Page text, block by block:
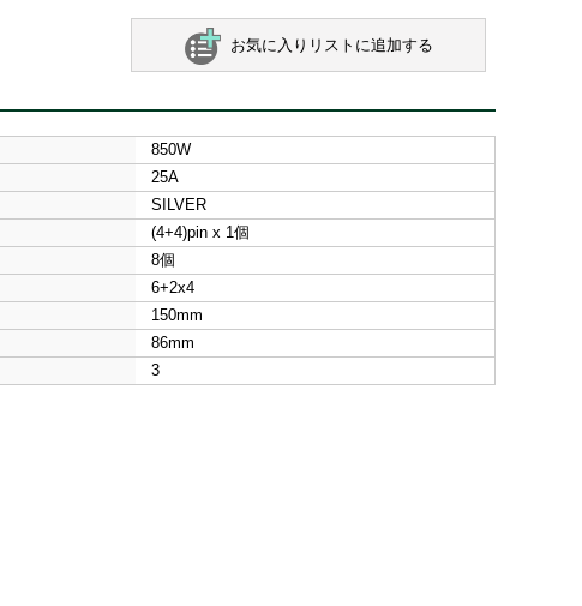
お気に入りリストに追加する
850W
25A
SILVER
(4+4)pin x 1個
8個
6+2x4
150mm
86mm
3